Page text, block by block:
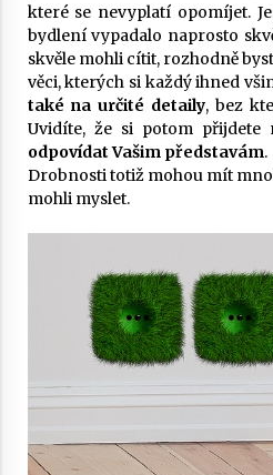
které se nevyplatí opomíjet.
bydlení vypadalo naprosto
skvěle mohli cítit, rozhodně
věci, kterých si každý ihned
také na určité detaily, bez
Uvidíte, že si potom přijdete
odpovídat Vašim představám.
Drobnosti totiž mohou mít
mohli myslet.